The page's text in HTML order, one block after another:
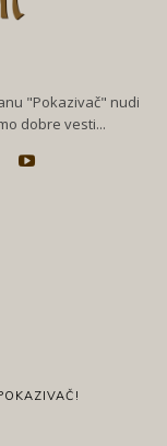
"Pokazivač" nudi
dobre vesti...